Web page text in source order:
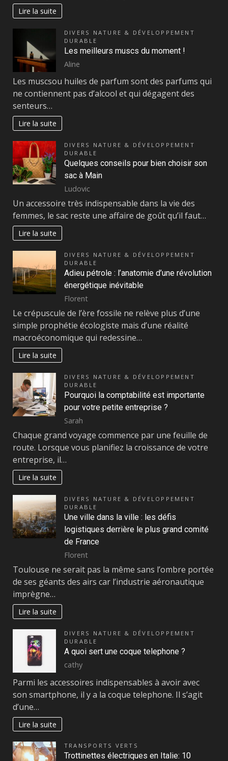
Lire la suite
DIVERS NATURE & DÉVELOPPEMENT
DURABLE
Les meilleurs muscs du moment !
Aline
Les muscsou huiles de parfum sont des parfums qui
ne contiennent pas d’alcool et qui dégagent des
senteurs…
Lire la suite
DIVERS NATURE & DÉVELOPPEMENT
DURABLE
Quelques conseils pour bien choisir son
sac à Main
Ludovic
Un accessoire très indispensable dans la vie des
femmes, le sac reste une affaire de goût qu’il faut…
Lire la suite
DIVERS NATURE & DÉVELOPPEMENT
DURABLE
Adieu pétrole : l’anatomie d’une révolution
énergétique inévitable
Florent
Le crépuscule de l’ère fossile ne relève plus d’une
simple prophétie écologiste mais d’une réalité
macroéconomique qui redessine…
Lire la suite
DIVERS NATURE & DÉVELOPPEMENT
DURABLE
Pourquoi la comptabilité est importante
pour votre petite entreprise ?
Sarah
Chaque grand voyage commence par une feuille de
route. Lorsque vous planifiez la croissance de votre
entreprise, il…
Lire la suite
DIVERS NATURE & DÉVELOPPEMENT
DURABLE
Une ville dans la ville : les défis
logistiques derrière le plus grand comité
de France
Florent
Toulouse ne serait pas la même sans l’ombre portée
de ses géants des airs car l’industrie aéronautique
imprègne…
Lire la suite
DIVERS NATURE & DÉVELOPPEMENT
DURABLE
A quoi sert une coque telephone ?
cathy
Parmi les accessoires indispensables à avoir avec
son smartphone, il y a la coque telephone. Il s’agit
d’une…
Lire la suite
TRANSPORTS VERTS
Trottinettes électriques en Italie: 10